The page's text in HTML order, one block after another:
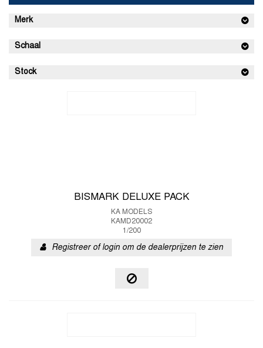
Merk
Schaal
Stock
BISMARK DELUXE PACK
KA MODELS
KAMD20002
1/200
Registreer of login om de dealerprijzen te zien